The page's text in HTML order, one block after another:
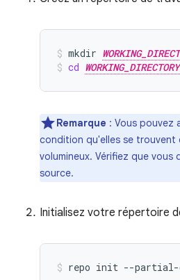
mkdir
cd WORKING_DIRECTORY
Remarque : Vous pouvez
condition qu'elles se trouvent
volumineux. Vérifiez que
source.
Initialisez votre répertoire
repo init --partial-